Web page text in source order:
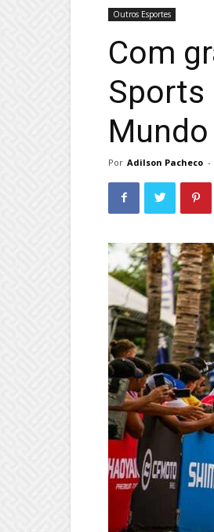
Outros Esportes
Com
Sports
Por Adilson Pacheco -